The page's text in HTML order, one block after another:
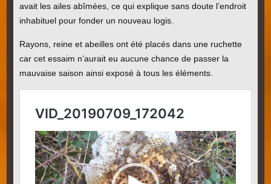
avait les ailes abîmées, ce qui explique sans doute l’endroit
inhabituel pour fonder un nouveau logis.
Rayons, reine et abeilles ont été placés dans une ruchette
car cet essaim n’aurait eu aucune chance de passer la
mauvaise saison ainsi exposé à tous les éléments.